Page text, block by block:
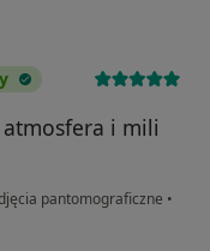
i mili
pantomograficzne •